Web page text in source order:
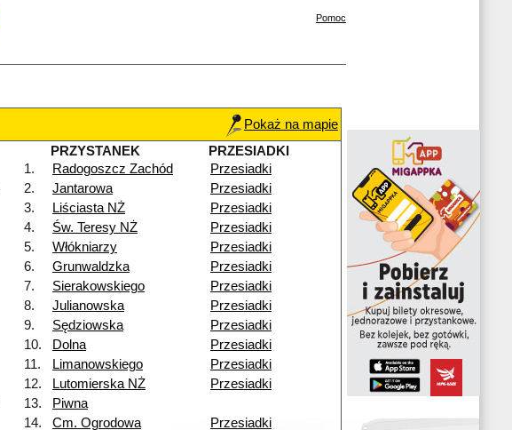
Pomoc
Pokaż na mapie
PRZYSTANEK
PRZESIADKI
1.
Radogoszcz Zachód
Przesiadki
2. Jantarowa
Przesiadki
3. Liściasta NŻ
Przesiadki
4. Św. Teresy NŻ
Przesiadki
5. Włókniarzy
Przesiadki
6. Grunwaldzka
Przesiadki
7. Sierakowskiego
Przesiadki
8. Julianowska
Przesiadki
9. Sędziowska
Przesiadki
10. Dolna
Przesiadki
11. Limanowskiego
Przesiadki
12. Lutomierska NŻ
Przesiadki
13.
Piwna
14. Cm. Ogrodowa Przesiadki